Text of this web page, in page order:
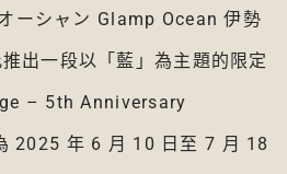
ーシャン Glamp Ocean 伊勢
出一段以「藍」為主題的限定
– 5th Anniversary
2025 年 6 月 10 日至 7 月 18